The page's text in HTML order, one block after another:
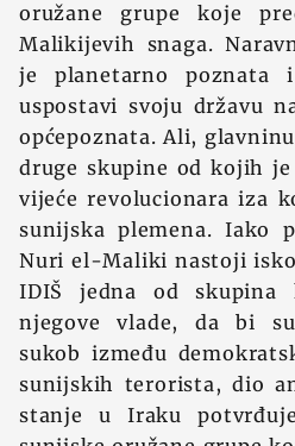
oružane grupe koje
Malikijevih snaga.
je planetarno poznata
uspostavi svoju državu
općepoznata. Ali,
druge skupine od kojih
vijeće revolucionara iza
sunijska plemena. Iako
Nuri el-Maliki nastoji
IDIŠ jedna od
njegove vlade, da bi
sukob između
sunijskih terorista, dio
stanje u Iraku